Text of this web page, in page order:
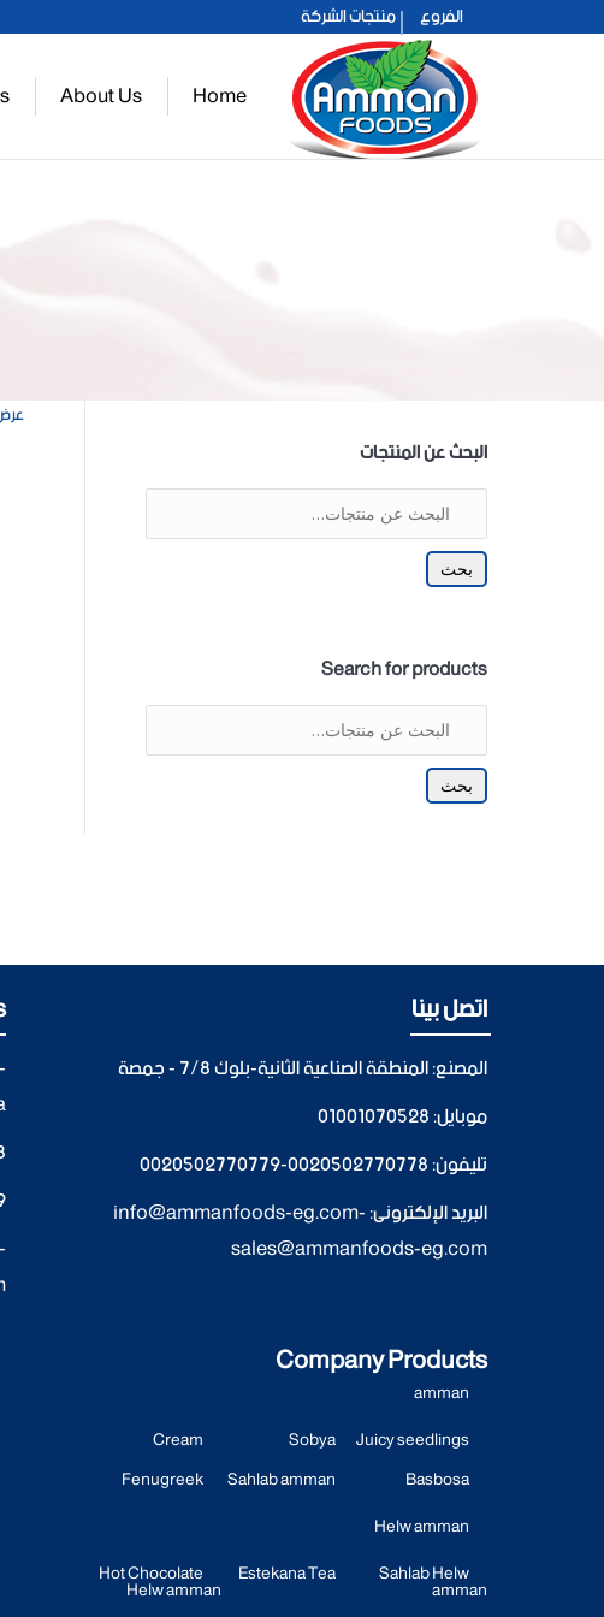
الفروع
عمان 2021
حلو عمان
منتجات الشركة
Home
About Us
عرض ⁦2⁩ من كل
البحث عن المنتجات
بحث
Search for products
بحث
اتصل بينا
المصنع: المنطقة الصناعية الثانية-بلوك 7/8 - جمصة
موبايل:01001070528
تليفون:0020502770778
-
0020502770779
البريد الإلكترونى: info@ammanfoods-eg.com-
sales@ammanfoods-eg.com
-
Company Products
amman
Juicy seedlings
Sobya
Cream
Basbosa
Sahlab amman
Fenugreek
Helw amman
Sahlab Helw
amman
Estekana Tea
Hot Chocolate
Helw amman